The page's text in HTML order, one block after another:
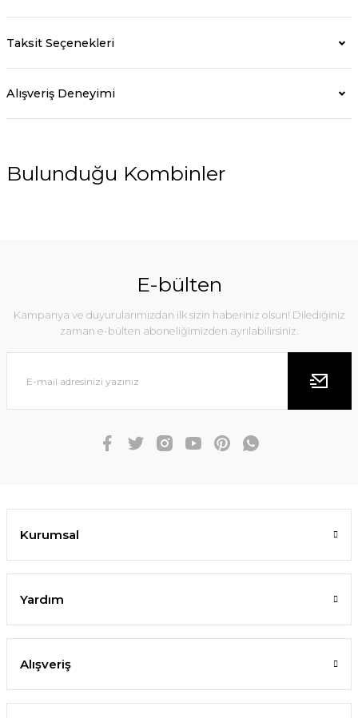
Taksit Seçenekleri
Alışveriş Deneyimi
Bulunduğu Kombinler
SEPETE EKLE
One Kraliçe Taç
180,00 TL
SEPETE EKLE
E-bülten
Kampanya ve duyurularımızdan ilk sizin haberiniz olsun! Dilediğiniz
zaman e-bülten aboneliğimizden ayrılabilirsiniz.
Kurumsal
Yardım
Alışveriş